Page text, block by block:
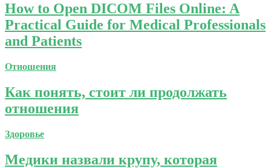
How to Open DICOM Files Online: A
Practical Guide for Medical Professionals
and Patients
Отношения
Как понять, стоит ли продолжать
отношения
Здоровье
Медики назвали крупу, которая